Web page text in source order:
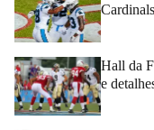
Hall da
e